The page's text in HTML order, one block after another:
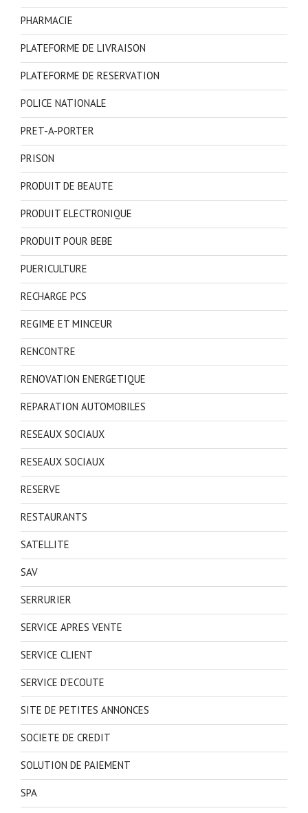
PHARMACIE
PLATEFORME DE LIVRAISON
PLATEFORME DE RESERVATION
POLICE NATIONALE
PRET-A-PORTER
PRISON
PRODUIT DE BEAUTE
PRODUIT ELECTRONIQUE
PRODUIT POUR BEBE
PUERICULTURE
RECHARGE PCS
REGIME ET MINCEUR
RENCONTRE
RENOVATION ENERGETIQUE
REPARATION AUTOMOBILES
RESEAUX SOCIAUX
RESEAUX SOCIAUX
RESERVE
RESTAURANTS
SATELLITE
SAV
SERRURIER
SERVICE APRES VENTE
SERVICE CLIENT
SERVICE D'ECOUTE
SITE DE PETITES ANNONCES
SOCIETE DE CREDIT
SOLUTION DE PAIEMENT
SPA